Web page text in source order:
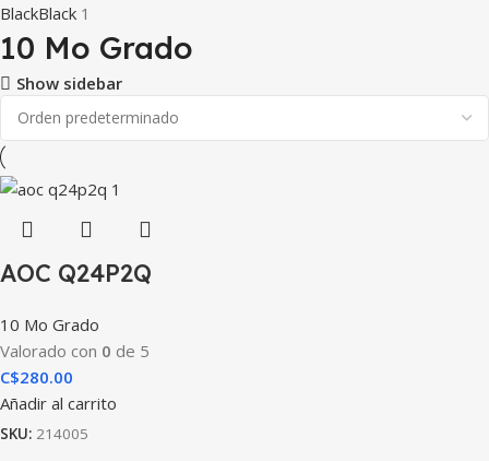
BlackBlack 1
10 Mo Grado
Show sidebar
AOC Q24P2Q
10 Mo Grado
Valorado con 0 de 5
C$280.00
Añadir al carrito
SKU: 214005